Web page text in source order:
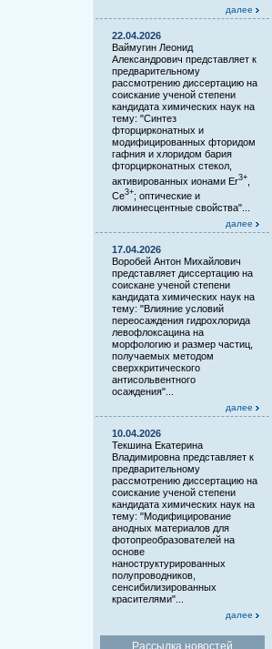
далее
22.04.2026
Ваймугин Леонид
Александрович представляет к
предварительному
рассмотрению диссертацию на
соискание ученой степени
кандидата химических наук на
тему: "Синтез
фторцирконатных и
модифицированных фторидом
гафния и хлоридом бария
фторцирконатных стекол,
активированных ионами Er3+
Ce3+; оптические и
люминесцентные свойства"...
далее
17.04.2026
Воробей Антон Михайлович
представляет диссертацию на
соискане ученой степени
кандидата химических наук на
тему: "Влияние условий
переосаждения гидрохлорида
левофлоксацина на
морфологию и размер частиц,
получаемых методом
сверхкритического
антисольвентного
осаждения"...
далее
10.04.2026
Текшина Екатерина
Владимировна представляет к
предварительному
рассмотрению диссертацию на
соискание ученой степени
кандидата химических наук на
тему: "Модифицирование
анодных материалов для
фотопреобразователей на
основе
наноструктурированных
полупроводников,
сенсибилизированных
красителями"...
далее